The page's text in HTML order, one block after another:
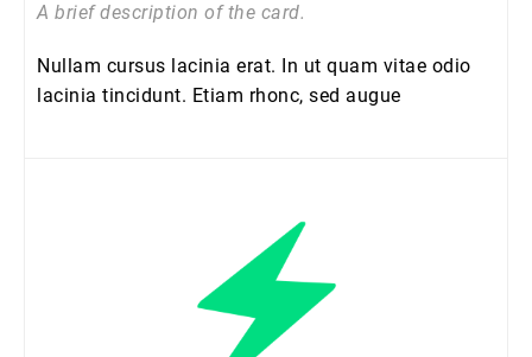
A brief description of the card.
Nullam cursus lacinia erat. In ut quam vitae odio
lacinia tincidunt. Etiam rhonc, sed augue